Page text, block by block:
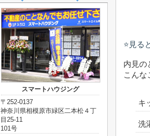
⭐️見る
内見の
こんな
キ
洗
スマートハウジング
〒252-0137
神奈川県相模原市緑区二本松４丁
目25-11
101号